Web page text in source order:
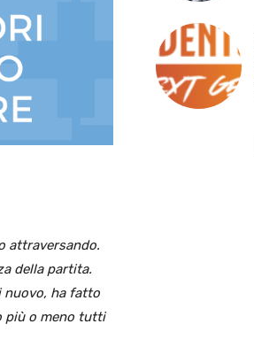
attraversando.
della partita.
nuovo, ha fatto
più o meno tutti